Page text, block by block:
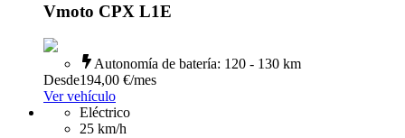
Vmoto CPX L1E
Autonomía de batería: 120 - 130 km
Desde194,00 €/mes
Ver vehículo
Eléctrico
25 km/h